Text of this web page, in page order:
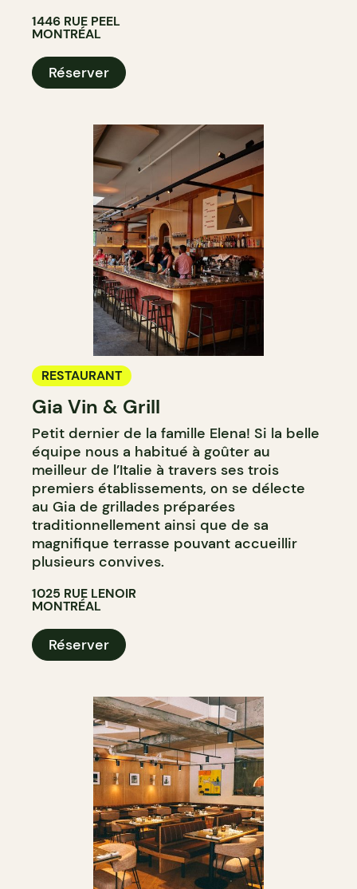
1446 RUE PEEL
MONTRÉAL
Réserver
RESTAURANT
Gia Vin & Grill
Petit dernier de la famille Elena! Si la belle
équipe nous a habitué à goûter au
meilleur de l’Italie à travers ses trois
premiers établissements, on se délecte
au Gia de grillades préparées
traditionnellement ainsi que de sa
magnifique terrasse pouvant accueillir
plusieurs convives.
1025 RUE LENOIR
MONTRÉAL
Réserver